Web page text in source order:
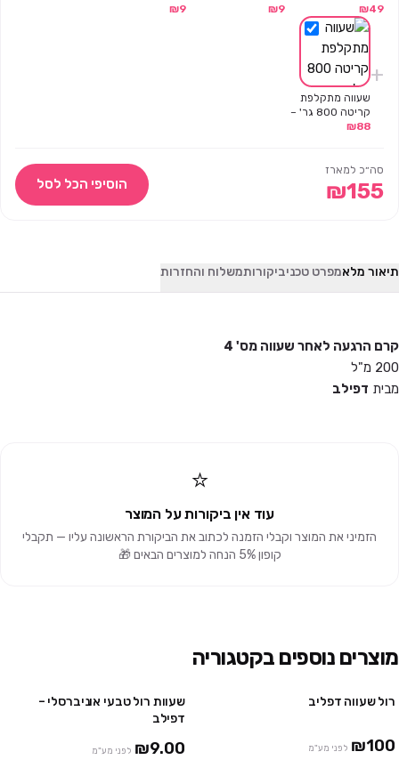
200 מ"ל – דפילב₪49
₪9
₪9
+
שעווה מתקלפת
קריטה 800 גר' –
דפילב
₪88
סה״כ למארז
₪155 הוסיפי הכל לסל
תיאור מלאמפרט טכניביקורותמשלוח והחזרות
קרם הרגעה לאחר שעווה מס' 4
200 מ"ל
מבית דפילב
⭐
עוד אין ביקורות על המוצר
הזמיני את המוצר וקבלי הזמנה לכתוב את הביקורת הראשונה עליו — תקבלי
קופון 5% הנחה למוצרים הבאים 🎁
מוצרים נוספים בקטגוריה
רול שעווה דפליב
₪100 לפני מע"מ
שעוות רול טבעי אוניברסלי –
דפילב
₪9.00 לפני מע"מ